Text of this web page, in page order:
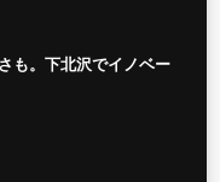
も。下北沢でイノベー